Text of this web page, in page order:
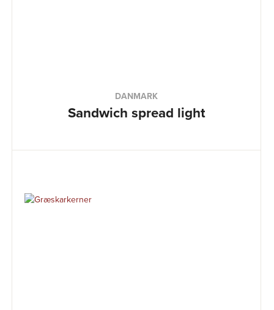
DANMARK
Sandwich spread light